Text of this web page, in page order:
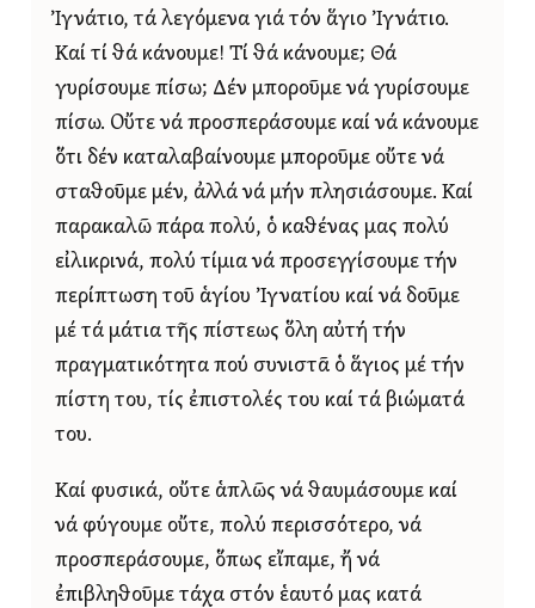
Ἰγνάτιο, τά λεγόμενα γιά τόν ἅγιο Ἰγνάτιο.
Καί τί θά κάνουμε! Τί θά κάνουμε; Θά
γυρίσουμε πίσω; Δέν μποροῦμε νά γυρίσουμε
πίσω. Οὔτε νά προσπεράσουμε καί νά κάνουμε
ὅτι δέν καταλαβαίνουμε μποροῦμε οὔτε νά
σταθοῦμε μέν, ἀλλά νά μήν πλησιάσουμε. Καί
παρακαλῶ πάρα πολύ, ὁ καθένας μας πολύ
εἰλικρινά, πολύ τίμια νά προσεγγίσουμε τήν
περίπτωση τοῦ ἁγίου Ἰγνατίου καί νά δοῦμε
μέ τά μάτια τῆς πίστεως ὅλη αὐτή τήν
πραγματικότητα πού συνιστᾶ ὁ ἅγιος μέ τήν
πίστη του, τίς ἐπιστολές του καί τά βιώματά
του.
Καί φυσικά, οὔτε ἁπλῶς νά θαυμάσουμε καί
νά φύγουμε οὔτε, πολύ περισσότερο, νά
προσπεράσουμε, ὅπως εἴπαμε, ἤ νά
ἐπιβληθοῦμε τάχα στόν ἑαυτό μας κατά